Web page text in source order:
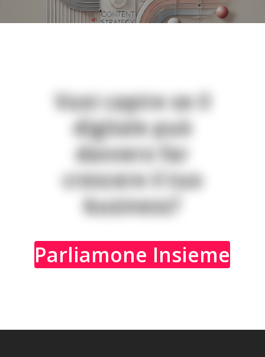
Vuoicapireseil
digitalepuò
davvero far
crescereiltuo
business?
Parliamone Insieme